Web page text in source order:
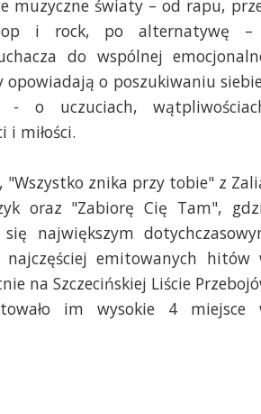
muzyczne światy – od rapu,
pop i rock, po alternatywę
do wspólnej
opowiadają o poszukiwaniu
- o uczuciach,
i miłości.
"Wszystko znika przy tobie" z
oraz "Zabiorę Cię Tam",
największym
emitowanych hitów
na Szczecińskiej Liście
im wysokie 4 miejsce